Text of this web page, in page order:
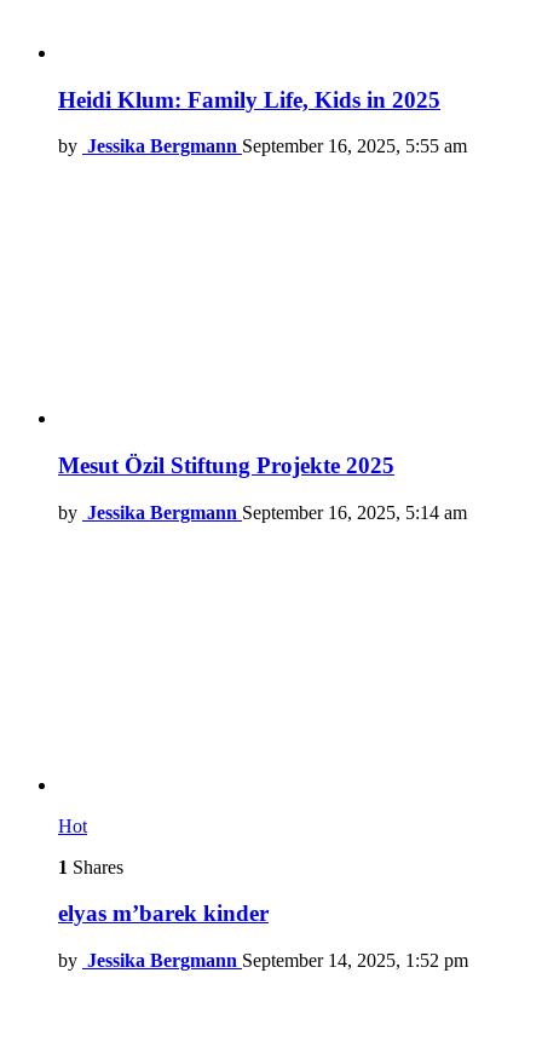
Heidi Klum: Family Life, Kids in 2025
by Jessika Bergmann September 16, 2025, 5:55 am
Mesut Özil Stiftung Projekte 2025
by Jessika Bergmann September 16, 2025, 5:14 am
Hot
1 Shares
elyas m’barek kinder
by Jessika Bergmann September 14, 2025, 1:52 pm